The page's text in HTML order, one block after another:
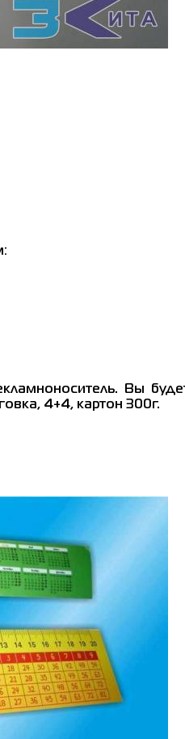
Вы
4+4, картон 300г.